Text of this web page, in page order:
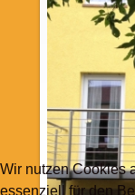
Wir nutzen Cookies
essenziell für den